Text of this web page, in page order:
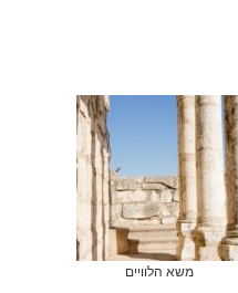
משא הלוויים